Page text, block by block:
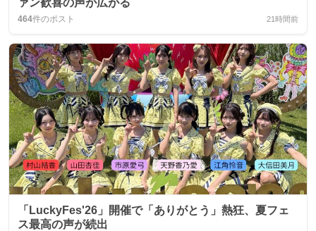
464件のポスト 21時間前
「LuckyFes'26」開催で「ありがとう」熱狂、夏フェ
ス最高の声が続出